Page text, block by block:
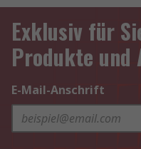
Exklusiv für
Produkte und
E-Mail-Anschrift